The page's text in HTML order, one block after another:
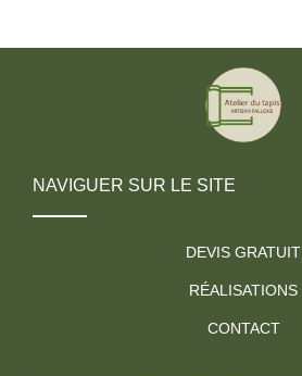
NAVIGUER SUR LE SITE
DEVIS GRATUIT
RÉALISATIONS
CONTACT